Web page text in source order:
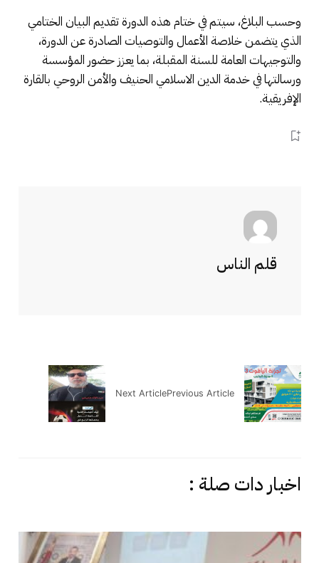
وحسب البلاغ، سيتم في ختام هذه الدورة تقديم البيان الختامي
الذي يتضمن خلاصة الأعمال والتوصيات الصادرة عن الدورة،
والتوجيهات العامة للسنة المقبلة، بما يعزز حضور المؤسسة
ورسالتها في خدمة الدين الاسلامي الحنيف والأمن الروحي بالقارة
الإفريقية.
قلم الناس
Previous Article
Next Article
اخبار دات صلة :